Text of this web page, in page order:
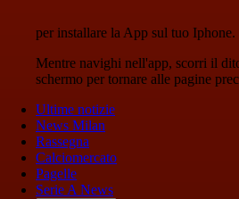
per installare la App sul tuo Iphone.
Mentre navighi nell'app, scorri il
schermo per tornare alle pagine
Ultime notizie
News Milan
Rassegna
Calciomercato
Pagelle
Serie A News